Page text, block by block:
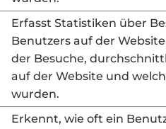
Erfasst Statistiken über
Benutzers auf der
der Besuche,
auf der Website und
wurden.
Erkennt, wie oft ein